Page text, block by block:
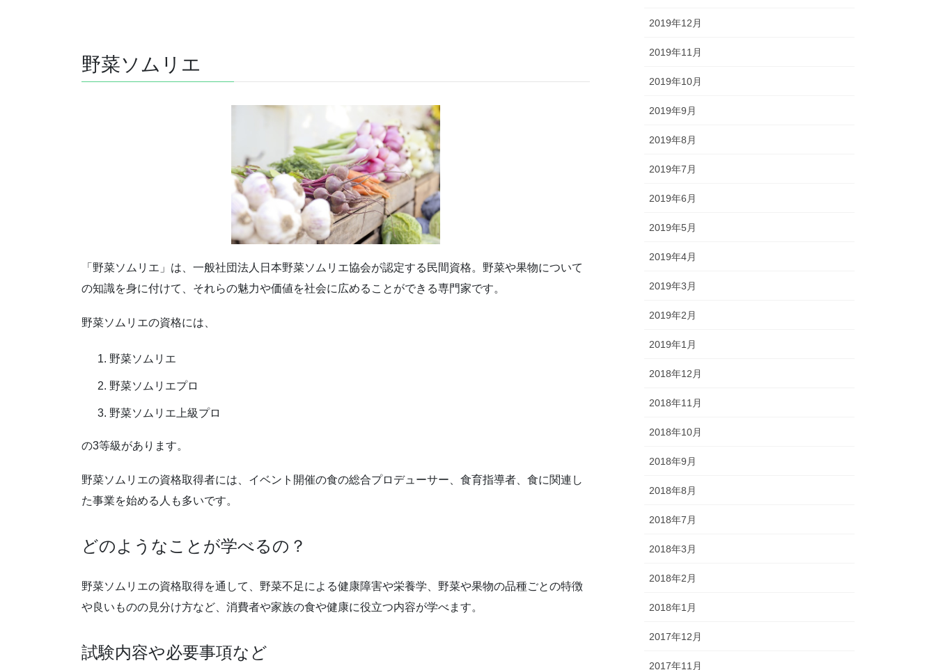
野菜ソムリエ
「野菜ソムリエ」は、一般社団法人日本野菜ソムリエ協会が認定する民間資格。野菜や果物について
の知識を身に付けて、それらの魅力や価値を社会に広めることができる専門家です。
野菜ソムリエの資格には、
野菜ソムリエ
野菜ソムリエプロ
野菜ソムリエ上級プロ
の3等級があります。
野菜ソムリエの資格取得者には、イベント開催の食の総合プロデューサー、食育指導者、食に関連し
た事業を始める人も多いです。
どのようなことが学べるの？
野菜ソムリエの資格取得を通して、野菜不足による健康障害や栄養学、野菜や果物の品種ごとの特徴
や良いものの見分け方など、消費者や家族の食や健康に役立つ内容が学べます。
試験内容や必要事項など
2019年12月
2019年11月
2019年10月
2019年9月
2019年8月
2019年7月
2019年6月
2019年5月
2019年4月
2019年3月
2019年2月
2019年1月
2018年12月
2018年11月
2018年10月
2018年9月
2018年8月
2018年7月
2018年3月
2018年2月
2018年1月
2017年12月
2017年11月